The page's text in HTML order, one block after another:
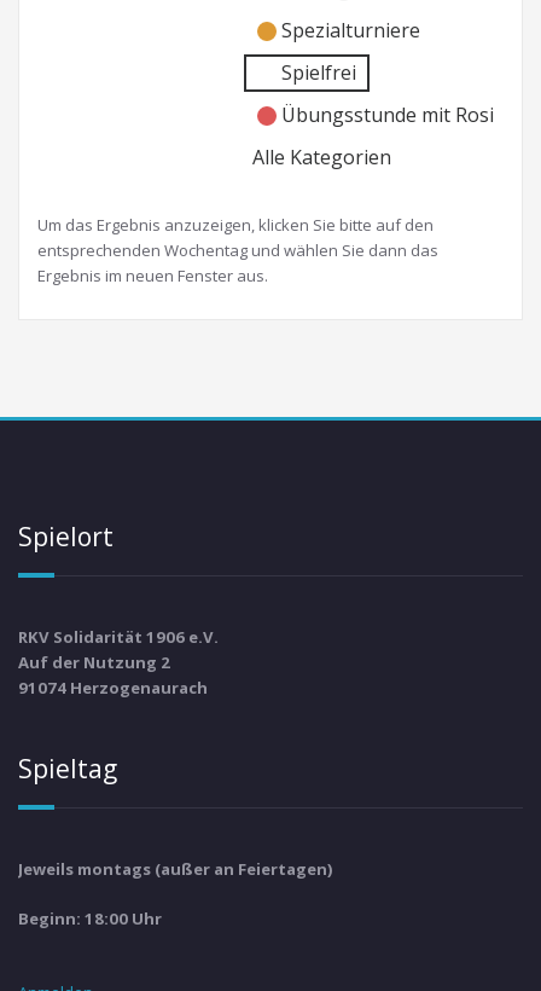
Spezialturniere
Spielfrei
Übungsstunde mit Rosi
Alle Kategorien
Um das Ergebnis anzuzeigen, klicken Sie bitte auf den
entsprechenden Wochentag und wählen Sie dann das
Ergebnis im neuen Fenster aus.
Spielort
RKV Solidarität 1906 e.V.
Auf der Nutzung 2
91074 Herzogenaurach
Spieltag
Jeweils montags (außer an Feiertagen)
Beginn: 18:00 Uhr